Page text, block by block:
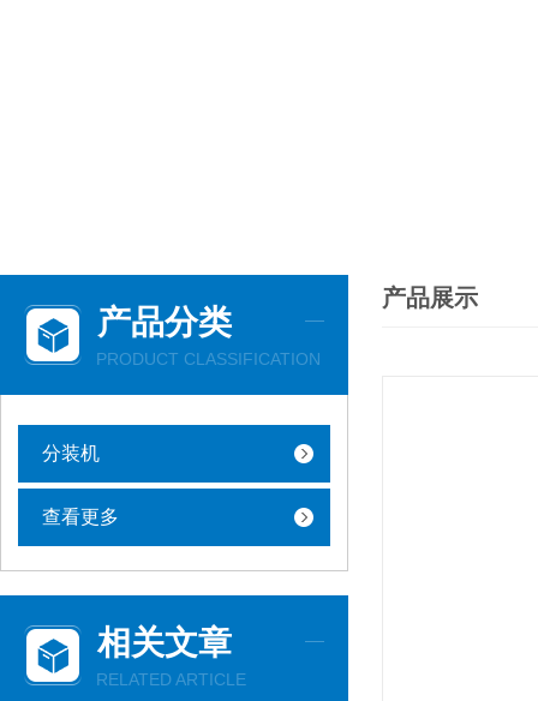
产品分类
PRODUCT CLASSIFICATION
分装机
查看更多
相关文章
RELATED ARTICLE
产品展示